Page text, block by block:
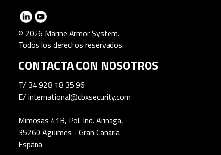
© 2026 Marine Armor System.
Todos los derechos reservados.
CONTACTA CON NOSOTROS
T/ 34 928 18 35 96
E/international@cbxsecurity.com
Mimosas 41B, Pol. Ind. Arinaga,
35260 Agüimes - Gran Canaria
España